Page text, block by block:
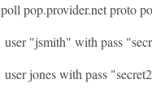
poll pop.provider.net proto
user "jsmith" with pass
user jones with pass